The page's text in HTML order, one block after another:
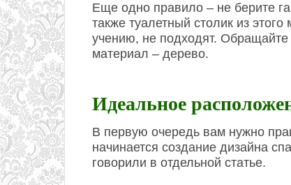
Еще одно правило – не берите
также туалетный столик из
учению, не подходят.
материал – дерево.
Идеальное
В первую очередь вам нужно
начинается создание дизайна
говорили в отдельной статье.